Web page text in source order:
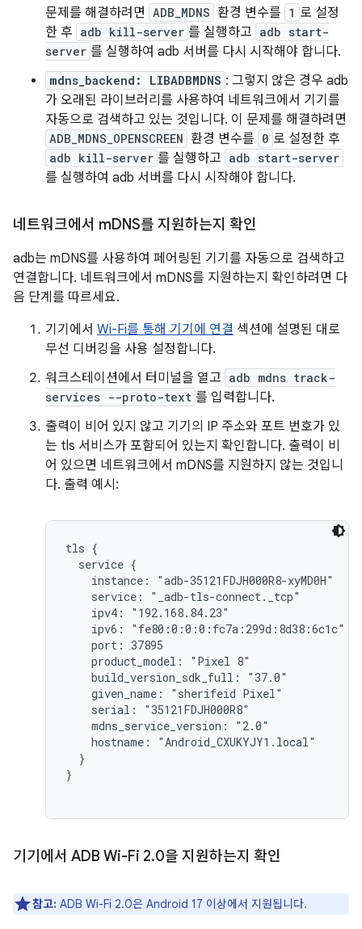
문제를 해결하려면 ADB_MDNS 환경 변수를 1 로 설정
한 후 adb kill-server 를 실행하고 adb start-
server 를 실행하여 adb 서버를 다시 시작해야 합니다.
mdns_backend: LIBADBMDNS : 그렇지 않은 경우 adb
가 오래된 라이브러리를 사용하여 네트워크에서 기기를
자동으로 검색하고 있는 것입니다. 이 문제를 해결하려면
ADB_MDNS_OPENSCREEN 환경 변수를 0 로 설정한 후
adb kill-server 를 실행하고 adb start-server
를 실행하여 adb 서버를 다시 시작해야 합니다.
네트워크에서 mDNS를 지원하는지 확인
adb는 mDNS를 사용하여 페어링된 기기를 자동으로 검색하고
연결합니다. 네트워크에서 mDNS를 지원하는지 확인하려면 다
음 단계를 따르세요.
기기에서 Wi-Fi를 통해 기기에 연결 섹션에 설명된 대로
무선 디버깅을 사용 설정합니다.
워크스테이션에서 터미널을 열고 adb mdns track-
services --proto-text 를 입력합니다.
출력이 비어 있지 않고 기기의 IP 주소와 포트 번호가 있
는 tls 서비스가 포함되어 있는지 확인합니다. 출력이 비
어 있으면 네트워크에서 mDNS를 지원하지 않는 것입니
다. 출력 예시:
tls {
  service {
    instance: "adb-35121FDJH000R8-xyMD0H"
    service: "_adb-tls-connect._tcp"
    ipv4: "192.168.84.23"
    ipv6: "fe80:0:0:0:fc7a:299d:8d38:6c1c"
    port: 37895
    product_model: "Pixel 8"
    build_version_sdk_full: "37.0"
    given_name: "sherifeid Pixel"
    serial: "35121FDJH000R8"
    mdns_service_version: "2.0"
    hostname: "Android_CXUKYJY1.local"
  }
}
기기에서 ADB Wi-Fi 2.0을 지원하는지 확인
참고: ADB Wi-Fi 2.0은 Android 17 이상에서 지원됩니다.